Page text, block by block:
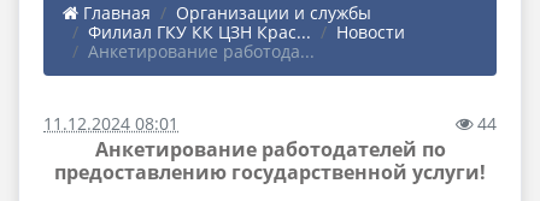
Главная
Организации и службы
Филиал ГКУ КК ЦЗН Крас...
Новости
Анкетирование работода...
11.12.2024 08:01 44
Анкетирование работодателей по
предоставлению государственной услуги!